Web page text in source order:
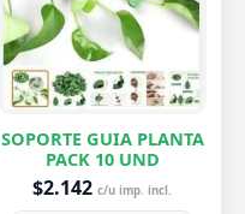
SOPORTE GUIA PLANTA
PACK 10 UND
$2.142 c/u imp. incl.